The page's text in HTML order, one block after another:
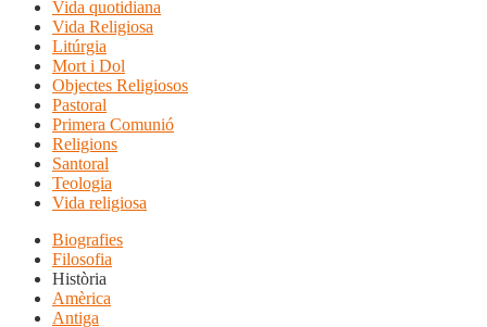
Vida quotidiana
Vida Religiosa
Litúrgia
Mort i Dol
Objectes Religiosos
Pastoral
Primera Comunió
Religions
Santoral
Teologia
Vida religiosa
Biografies
Filosofia
Història
Amèrica
Antiga